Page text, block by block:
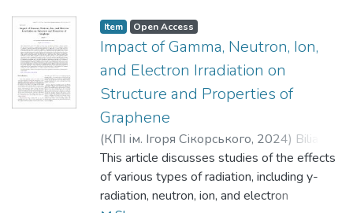
Item Open Access
Impact of Gamma, Neutron, Ion,
and Electron Irradiation on
Structure and Properties of
Graphene
(КПІ ім. Ігоря Сікорського, 2024) Biliak, R.
V.
This article discusses studies of the effects
of various types of radiation, including y-
radiation, neutron, ion, and electron